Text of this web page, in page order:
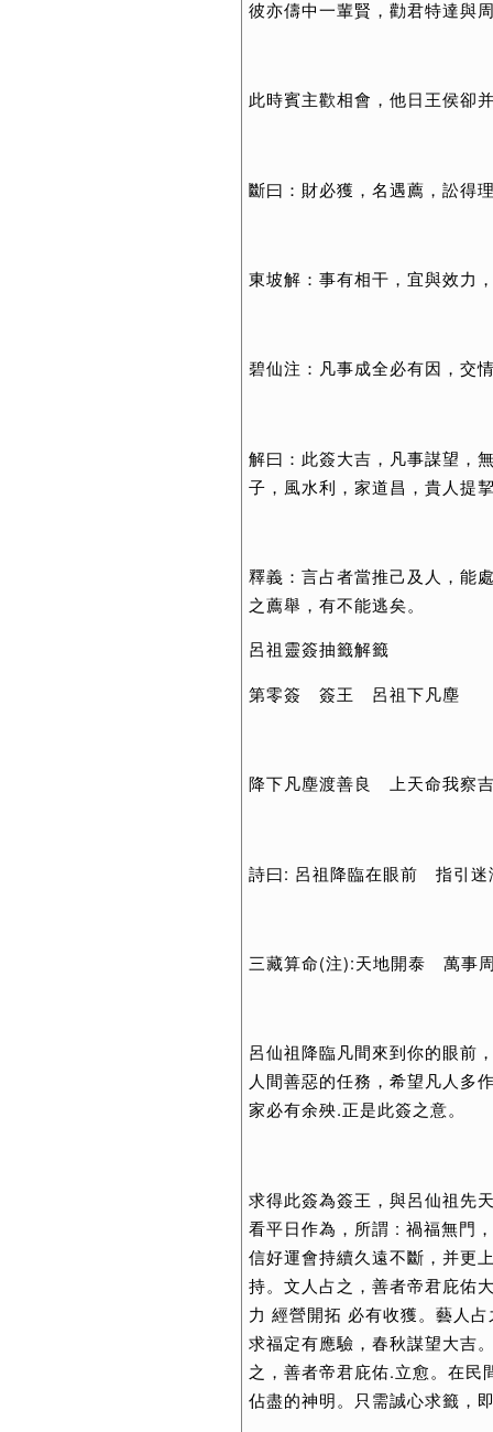
彼亦儔中一輩賢，勸君特達與
此時賓主歡相會，他日王侯卻
斷曰：財必獲，名遇薦，訟得
東坡解：事有相干，宜與效力
碧仙注：凡事成全必有因，交
解曰：此簽大吉，凡事謀望，
子，風水利，家道昌，貴人提
釋義：言占者當推己及人，能
之薦舉，有不能逃矣。
呂祖靈簽抽籤解籤
第零簽 簽王 呂祖下凡塵
降下凡塵渡善良 上天命我察
詩曰: 呂祖降臨在眼前 指引
三藏算命(注):天地開泰 萬
呂仙祖降臨凡間來到你的眼前
人間善惡的任務，希望凡人多
家必有余殃.正是此簽之意。
求得此簽為簽王，與呂仙祖先
看平日作為，所謂 : 禍福無門
信好運會持續久遠不斷，并更
持。文人占之，善者帝君庇佑
力 經營開拓 必有收獲。藝人
求福定有應驗，春秋謀望大吉
之，善者帝君庇佑.立愈。在
佔盡的神明。只需誠心求籤，